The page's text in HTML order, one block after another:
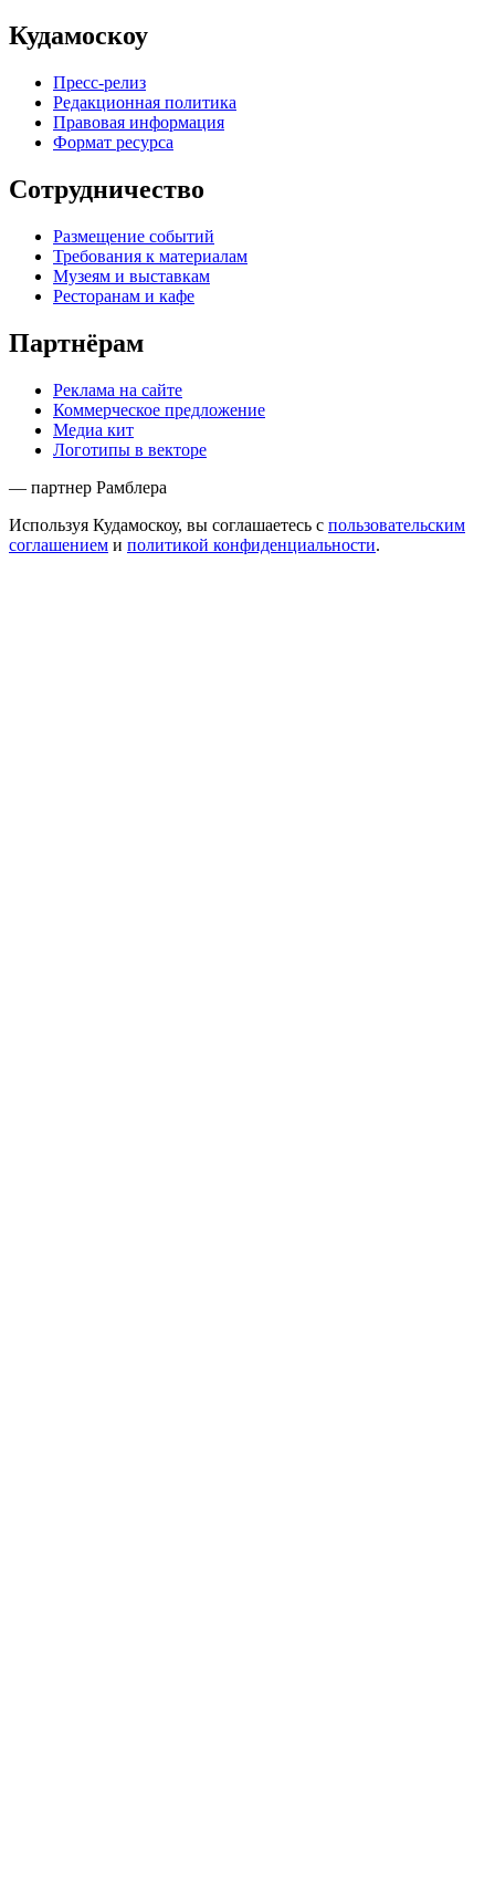
Кудамоскоу
Пресс-релиз
Редакционная политика
Правовая информация
Формат ресурса
Сотрудничество
Размещение событий
Требования к материалам
Музеям и выставкам
Ресторанам и кафе
Партнёрам
Реклама на сайте
Коммерческое предложение
Медиа кит
Логотипы в векторе
— партнер Рамблера
Используя Кудамоскоу, вы соглашаетесь с пользовательским
соглашением и политикой конфиденциальности.